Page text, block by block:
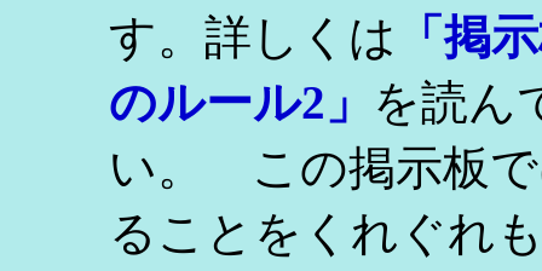
す。詳しくは
「掲
のルール2」 を読ん
い。 この掲示板で
ることをくれぐれ